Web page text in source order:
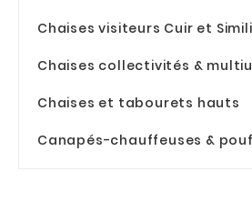
Chaises visiteurs Cuir et Simili
Chaises collectivités &
Chaises et tabourets hauts
Canapés-chauffeuses &